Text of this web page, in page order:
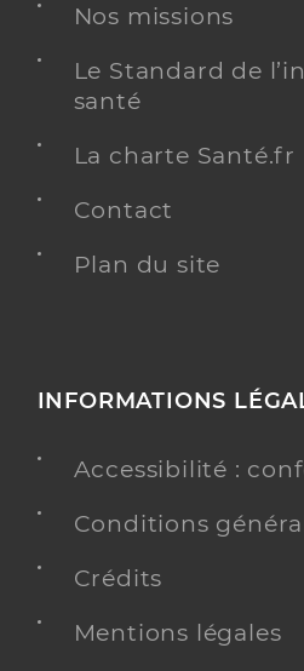
Nos missions
Le Standard de
santé
La charte
Contact
Plan du site
INFORMATIONS
Accessibilité :
Conditions
Crédits
Mentions légales